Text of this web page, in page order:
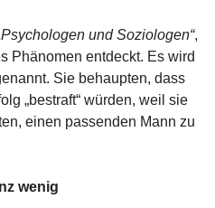
und Soziologen“,
Phänomen entdeckt. Es wird
Sie behaupten, dass
„bestraft“ würden, weil sie
einen passenden Mann zu
wenig